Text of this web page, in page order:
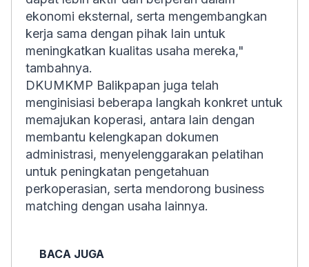
ekonomi eksternal, serta mengembangkan
kerja sama dengan pihak lain untuk
meningkatkan kualitas usaha mereka,"
tambahnya.
DKUMKMP Balikpapan juga telah
menginisiasi beberapa langkah konkret untuk
memajukan koperasi, antara lain dengan
membantu kelengkapan dokumen
administrasi, menyelenggarakan pelatihan
untuk peningkatan pengetahuan
perkoperasian, serta mendorong business
matching dengan usaha lainnya.
BACA JUGA